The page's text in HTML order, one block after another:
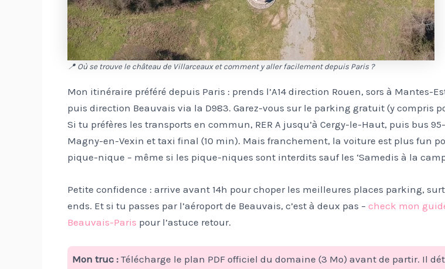
📍 Où se trouve le château de Villarceaux et comment y aller facilement depuis Paris ?
Mon itinéraire préféré depuis Paris : prends l’A14 direction Rouen, sors à Mantes-
puis direction Beauvais via la D983. Garez-vous sur le parking gratuit (y compris
Si tu préfères les transports en commun, RER A jusqu’à Cergy-le-Haut, puis bus
Magny-en-Vexin et taxi final (10 min). Mais franchement, la voiture est plus fun
pique-nique – même si les pique-niques sont interdits sauf les ‘Samedis à la
Petite confidence : arrive avant 14h pour choper les meilleures places parking,
ends. Et si tu passes par l’aéroport de Beauvais, c’est à deux pas – check mon
Beauvais-Paris pour l’astuce retour.
Mon truc :Télécharge le plan PDF officiel du domaine (3 Mo) avant de partir. Il